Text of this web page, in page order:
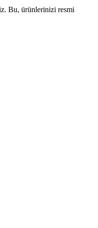
Bu, ürünlerinizi resmi